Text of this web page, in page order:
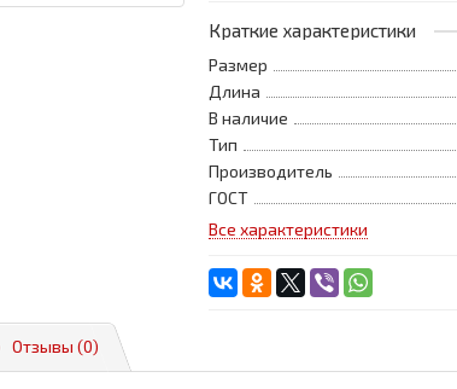
Краткие характеристики
Размер
Длина
В наличие
Тип
Производитель
ГОСТ
Все характеристики
Отзывы (0)